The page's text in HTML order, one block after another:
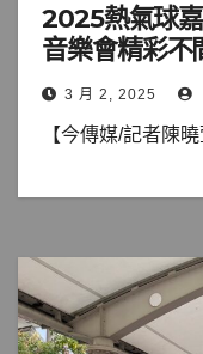
2025熱氣球
音樂會精彩不
3 月 2, 2025
【今傳媒/記者陳